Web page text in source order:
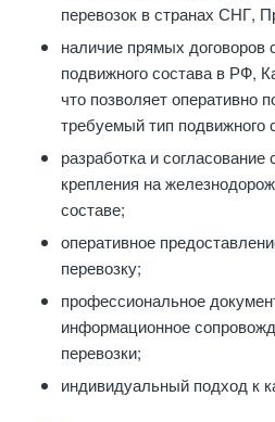
перевозок в странах СНГ,
наличие прямых договоров
подвижного состава в РФ,
что позволяет оперативно
требуемый тип подвижного
разработка и согласование
крепления на
составе;
оперативное
перевозку;
профессиональное
информационное
перевозки;
индивидуальный подход к